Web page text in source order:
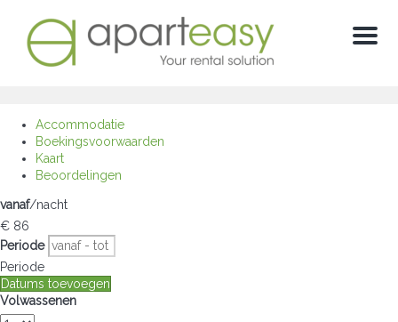
Menu
Accommodatie
Boekingsvoorwaarden
Kaart
Beoordelingen
vanaf/nacht
€ 86
Periode
Periode
Datums toevoegen
Volwassenen